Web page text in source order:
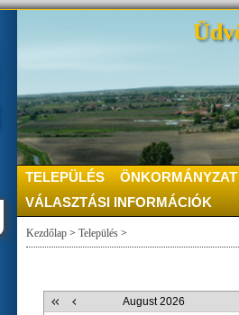
TELEPÜLÉS
ÖNKORMÁNYZAT
VÁLASZTÁSI INFORMÁCIÓK
Kezdőlap > Település >
August 2026